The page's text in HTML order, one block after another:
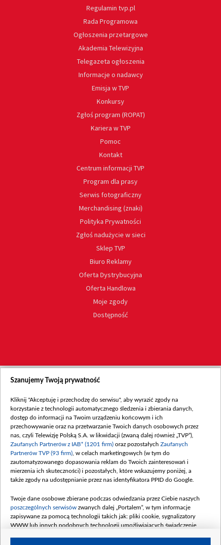
Regulamin tvp.pl
Rada Programowa
Ogłoszenia przetargowe
Akademia Telewizyjna
Telegazeta ogłoszenia
Informacje o nadawcy
Emisja w TVP
Konkursy
Zgłoś program (ROPAT)
Kariera w TVP
Pomoc
Kontakt
Centrum informacji TVP
Program dla prasy
Serwis fotograficzny
Merchandising (znaki)
Polityka Prywatności
Zgłoś nadużycie w sieci
Sklep TVP
Biuro Reklamy
Oferta Dystrybucyjna
Oferta Handlowa
Moje zgody
Dostępność
Szanujemy Twoją prywatność
Kliknij "Akceptuję i przechodzę do serwisu", aby wyrazić zgody na
korzystanie z technologii automatycznego śledzenia i zbierania danych,
dostęp do informacji na Twoim urządzeniu końcowym i ich
przechowywanie oraz na przetwarzanie Twoich danych osobowych przez
nas, czyli Telewizję Polską S.A. w likwidacji (zwaną dalej również „TVP”),
Zaufanych Partnerów z IAB* (1201 firm) oraz pozostałych Zaufanych
Partnerów TVP (93 firm) , w celach marketingowych (w tym do
zautomatyzowanego dopasowania reklam do Twoich zainteresowań i
mierzenia ich skuteczności) i pozostałych, które wskazujemy poniżej, a
także zgody na udostępnianie przez nas identyfikatora PPID do Google.
Twoje dane osobowe zbierane podczas odwiedzania przez Ciebie naszych
poszczególnych serwisów zwanych dalej „Portalem”, w tym informacje
zapisywane za pomocą technologii takich jak: pliki cookie, sygnalizatory
WWW lub innych podobnych technologii umożliwiających świadczenie